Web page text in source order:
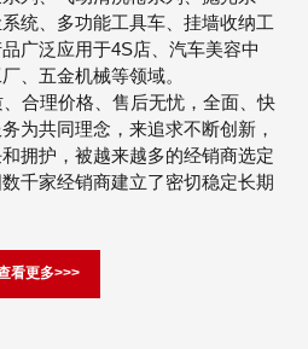
统、多功能工具车、挂墙收纳工
广泛应用于4S店、汽车美容中
、五金机械等领域。
合理价格、售后无忧，全面、快
为共同理念，来追求不断创新，
拥护，被越来越多的经销商选定
千家经销商建立了密切稳定长期
看更多>>>